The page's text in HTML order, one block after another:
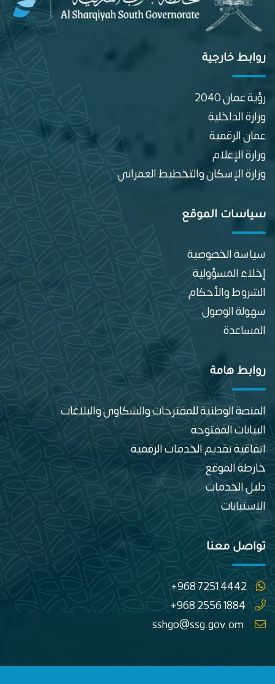
روابط خارجية
رؤية عمان 2040
وزارة الداخلية
عمان الرقمية
وزارة الإعلام
وزارة الإسكان والتخطيط العمراني
سياسات الموقع
سياسة الخصوصية
إخلاء المسؤولية
الشروط والأحكام
سهولة الوصول
المساعدة
روابط هامة
المنصة الوطنية للمقترحات والشكاوى والبلاغات
البيانات المفتوحة
اتفاقية تقديم الخدمات الرقمية
خارطة الموقع
دليل الخدمات
الاستبانات
تواصل معنا
+968 7251 4442
+968 2556 1884